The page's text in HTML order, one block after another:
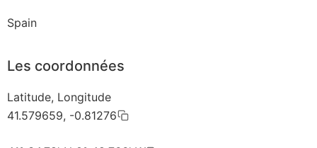
Spain
Les coordonnées
Latitude, Longitude
41.579659, -0.81276